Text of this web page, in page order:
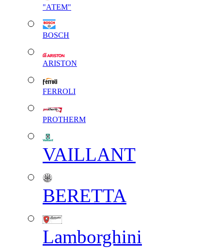
"АТЕМ"
BOSCH
ARISTON
FERROLI
PROTHERM
VAILLANT
BERETTA
Lamborghini